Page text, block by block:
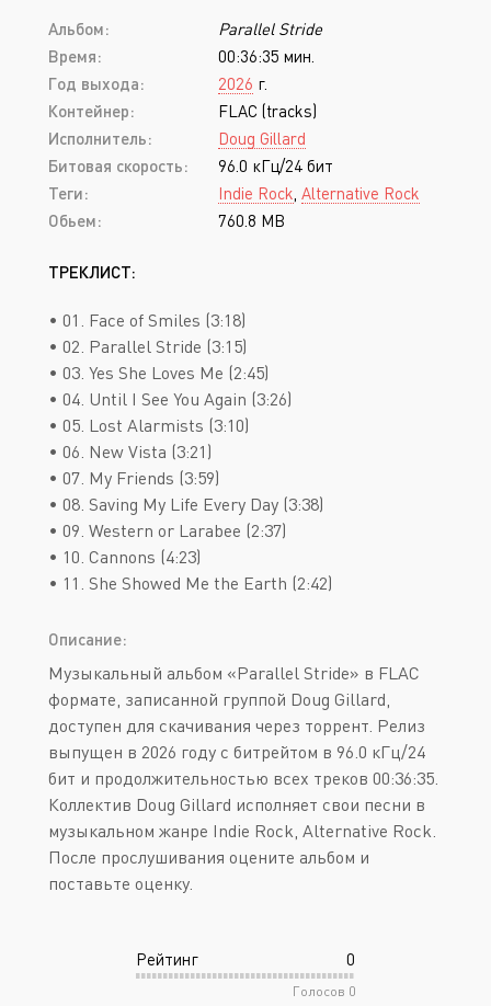
Альбом:
Parallel Stride
Время:
00:36:35 мин.
Год выхода:
2026 г.
Контейнер:
FLAC (tracks)
Исполнитель:
Doug Gillard
Битовая скорость:
96.0 кГц/24 бит
Теги:
Indie Rock Alternative Rock
Обьем:
760.8 MB
ТРЕКЛИСТ:
• 01. Face of Smiles (3:18)
• 02. Parallel Stride (3:15)
• 03. Yes She Loves Me (2:45)
• 04. Until I See You Again (3:26)
• 05. Lost Alarmists (3:10)
• 06. New Vista (3:21)
• 07. My Friends (3:59)
• 08. Saving My Life Every Day (3:38)
• 09. Western or Larabee (2:37)
• 10. Cannons (4:23)
• 11. She Showed Me the Earth (2:42)
Описание:
Музыкальный альбом «Parallel Stride» в FLAC
формате, записанной группой Doug Gillard,
доступен для скачивания через торрент. Релиз
выпущен в 2026 году с битрейтом в 96.0 кГц/24
бит и продолжительностью всех треков 00:36:35.
Коллектив Doug Gillard исполняет свои песни в
музыкальном жанре Indie Rock, Alternative Rock.
После прослушивания оцените альбом и
поставьте оценку.
Рейтинг 0
Голосов 0